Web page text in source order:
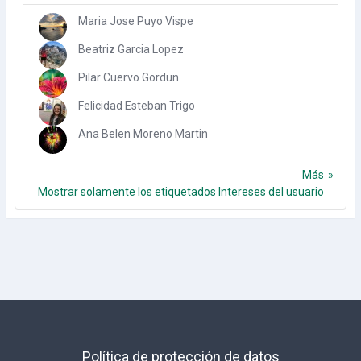
Maria Jose Puyo Vispe
Beatriz Garcia Lopez
Pilar Cuervo Gordun
Felicidad Esteban Trigo
Ana Belen Moreno Martin
Más
Mostrar solamente los etiquetados Intereses del usuario
Política de protección de datos